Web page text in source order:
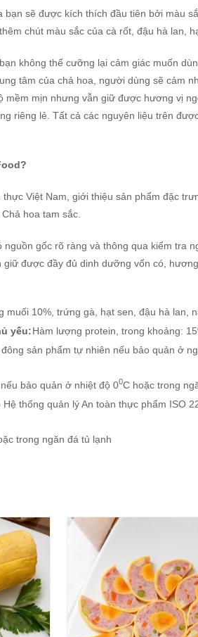
sẽ được kích thích đầu tiên bởi màu
chút màu sắc của cà rốt, đậu hà lan,
không thể cưỡng lại cảm giác muốn
tâm của chả hoa, người dùng sẽ
mềm mịn nhưng vẫn giữ được hương vị
riêng lẻ. Tất cả các nguyên liệu trên
Việt Nam, giới thiệu sản phẩm đặc
hoa tam sắc.
gốc rõ ràng và thông qua kiểm
được đầy đủ dinh dưỡng vốn có,
muối 10%, trứng gà, hạt sen, đậu hà lan,
yếu:Hàm lượng protein, trong khoảng:
sản phẩm tự nhiên nếu bảo quản ở
bảo quản ở nhiệt độ 00C hoặc trong
thống quản lý An toàn thực phẩm ISO
trong ngăn đá tủ lạnh